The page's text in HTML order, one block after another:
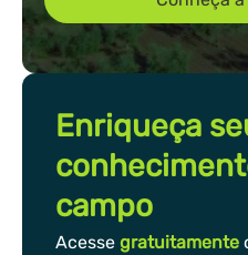
Enriqueça
campo
Acesse gratuitamente